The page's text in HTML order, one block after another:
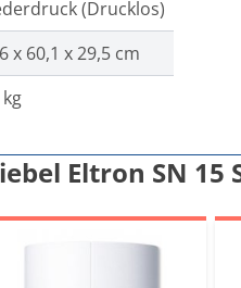
(Drucklos)
x 60,1 x 29,5 cm
Eltron SN 15